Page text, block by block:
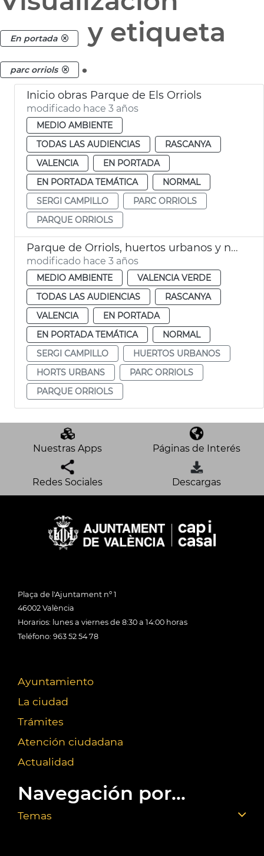
En portada y etiqueta
parc orriols .
Inicio obras Parque de Els Orriols
modificado hace 3 años
MEDIO AMBIENTE
TODAS LAS AUDIENCIAS
RASCANYA
VALENCIA
EN PORTADA
EN PORTADA TEMÁTICA
NORMAL
SERGI CAMPILLO
PARC ORRIOLS
PARQUE ORRIOLS
Parque de Orriols, huertos urbanos y nuevo jardín
modificado hace 3 años
MEDIO AMBIENTE
VALENCIA VERDE
TODAS LAS AUDIENCIAS
RASCANYA
VALENCIA
EN PORTADA
EN PORTADA TEMÁTICA
NORMAL
SERGI CAMPILLO
HUERTOS URBANOS
HORTS URBANS
PARC ORRIOLS
PARQUE ORRIOLS
Nuestras Apps Páginas de Interés
Redes Sociales Descargas
Plaça de l'Ajuntament nº 1
46002 València
Horarios: lunes a viernes de 8:30 a 14:00 horas
Teléfono: 963 52 54 78
Ayuntamiento
La ciudad
Trámites
Atención ciudadana
Actualidad
Navegación por...
Temas